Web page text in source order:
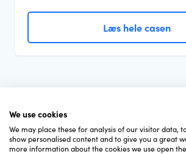
Læs hele casen
We use cookies
We may place these for analysis of our visitor data,
show personalised content and to give you a great
more information about the cookies we use open